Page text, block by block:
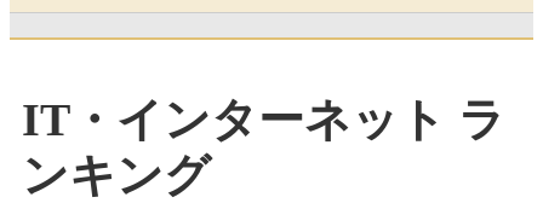
IT・インターネット ラ
ンキング